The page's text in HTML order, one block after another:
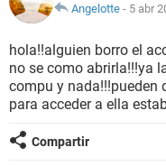
Angelotte - 5 abr
hola!!alguien borro el
no se como abrirla!!!ya
compu y nada!!!pueden
para acceder a ella
Compartir